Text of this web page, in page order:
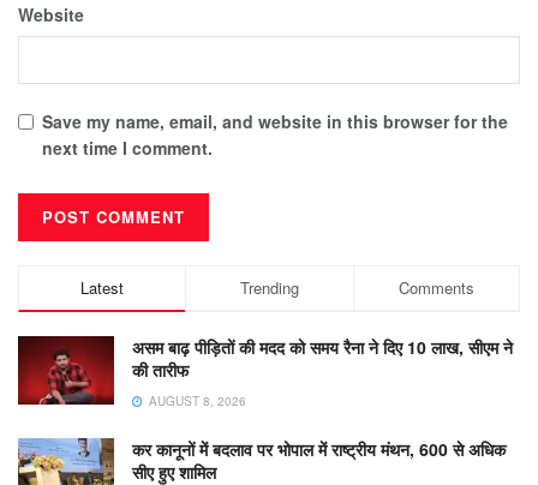
Website
Save my name, email, and website in this browser for the
next time I comment.
Latest Trending Comments
असम बाढ़ पीड़ितों की मदद को समय रैना ने दिए 10 लाख, सीएम ने
की तारीफ
AUGUST 8, 2026
कर कानूनों में बदलाव पर भोपाल में राष्ट्रीय मंथन, 600 से अधिक
सीए हुए शामिल